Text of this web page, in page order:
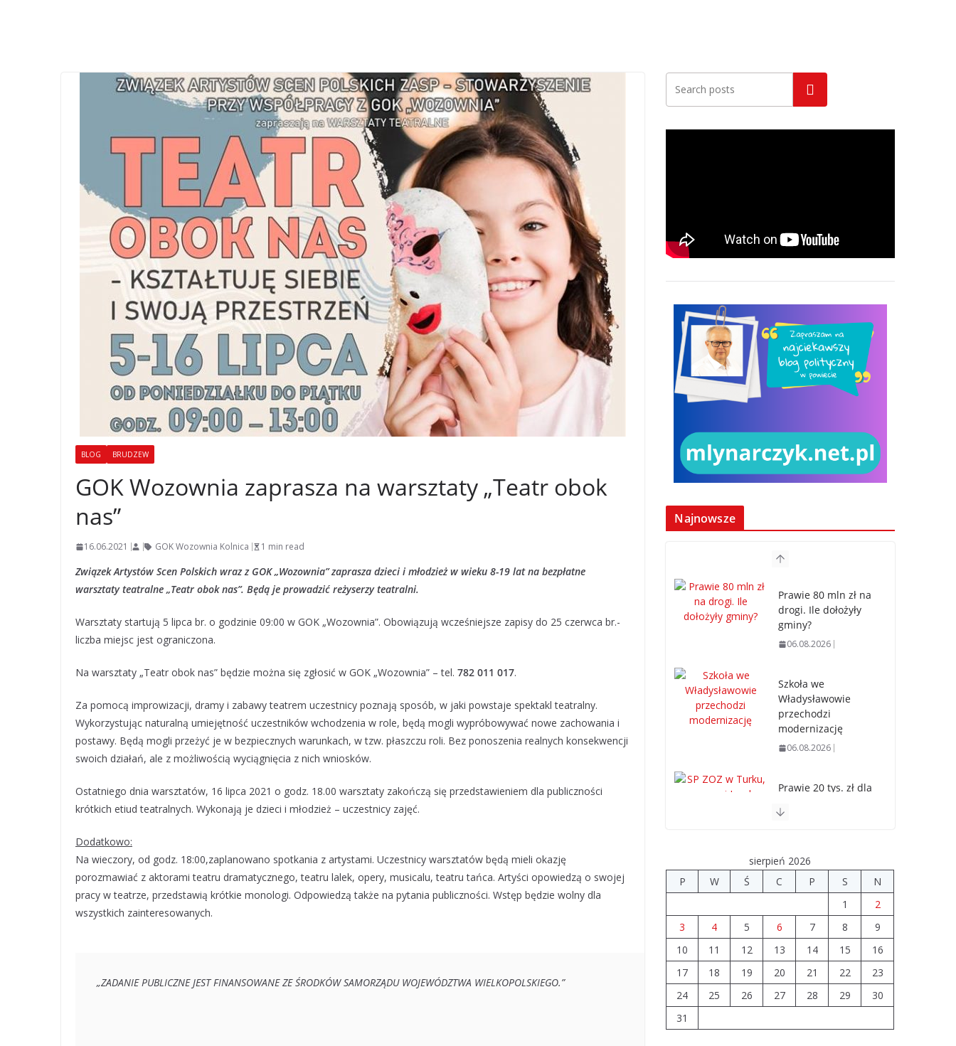
BLOG BRUDZEW
GOK Wozownia zaprasza na warsztaty „Teatr obok
nas”
16.06.2021 GOK Wozownia Kolnica 1 min read
Związek Artystów Scen Polskich wraz z GOK „Wozownia” zaprasza dzieci i młodzież w wieku 8-19 lat na bezpłatne
warsztaty teatralne „Teatr obok nas”. Będą je prowadzić reżyserzy teatralni.
Warsztaty startują 5 lipca br. o godzinie 09:00 w GOK „Wozownia”. Obowiązują wcześniejsze zapisy do 25 czerwca br.-
liczba miejsc jest ograniczona.
Na warsztaty „Teatr obok nas” będzie można się zgłosić w GOK „Wozownia” – tel. 782 011 017.
Za pomocą improwizacji, dramy i zabawy teatrem uczestnicy poznają sposób, w jaki powstaje spektakl teatralny.
Wykorzystując naturalną umiejętność uczestników wchodzenia w role, będą mogli wypróbowywać nowe zachowania i
postawy. Będą mogli przeżyć je w bezpiecznych warunkach, w tzw. płaszczu roli. Bez ponoszenia realnych konsekwencji
swoich działań, ale z możliwością wyciągnięcia z nich wniosków.
Ostatniego dnia warsztatów, 16 lipca 2021 o godz. 18.00 warsztaty zakończą się przedstawieniem dla publiczności
krótkich etiud teatralnych. Wykonają je dzieci i młodzież – uczestnicy zajęć.
Dodatkowo:
Na wieczory, od godz. 18:00,zaplanowano spotkania z artystami. Uczestnicy warsztatów będą mieli okazję
porozmawiać z aktorami teatru dramatycznego, teatru lalek, opery, musicalu, teatru tańca. Artyści opowiedzą o swojej
pracy w teatrze, przedstawią krótkie monologi. Odpowiedzą także na pytania publiczności. Wstęp będzie wolny dla
wszystkich zainteresowanych.
„ZADANIE PUBLICZNE JEST FINANSOWANE ZE ŚRODKÓW SAMORZĄDU WOJEWÓDZTWA WIELKOPOLSKIEGO.”
Szukaj
Najnowsze
Prawie 80 mln zł na
drogi. Ile dołożyły
gminy?
06.08.2026
Szkoła we
Władysławowie
przechodzi
modernizację
06.08.2026
Prawie 20 tys. zł dla
Podwyżka mimo
04.08.2026
Upały groźne dla
zwierząt.
Weterynaria
apeluje
04.08.2026
Wiata Wielkopolska.
sierpień 2026
P
W Ś C P S
N
1
2
3
4 5 6 7 8
9
10
11 12 13 14 15
16
17
18 19 20 21 22
23
24
25 26 27 28 29
30
31